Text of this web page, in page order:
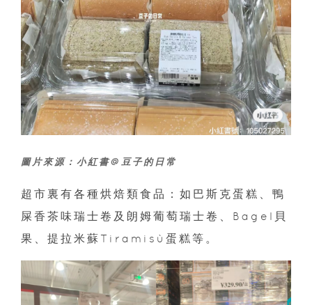
圖片來源：小紅書@豆子的日常
超市裏有各種烘焙類食品：如巴斯克蛋糕、鴨
屎香茶味瑞士卷及朗姆葡萄瑞士卷、Bagel貝
果、提拉米蘇Tiramisù蛋糕等。